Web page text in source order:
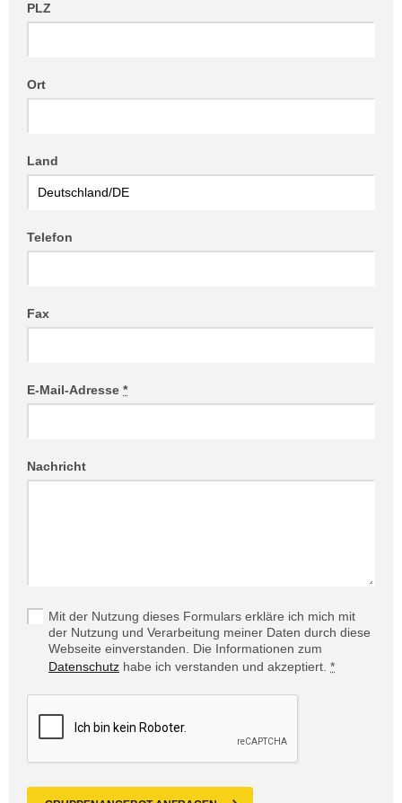
PLZ
Ort
Land
Telefon
Fax
E-Mail-Adresse *
Nachricht
Mit der Nutzung dieses Formulars erkläre ich mich mit
der Nutzung und Verarbeitung meiner Daten durch diese
Webseite einverstanden. Die Informationen zum
Datenschutz habe ich verstanden und akzeptiert. *